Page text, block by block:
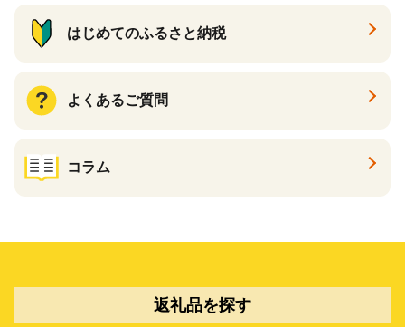
はじめてのふるさと納税
よくあるご質問
コラム
返礼品を探す